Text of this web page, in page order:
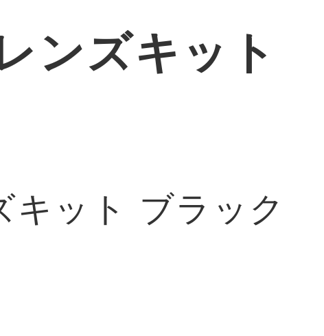
ンズキット